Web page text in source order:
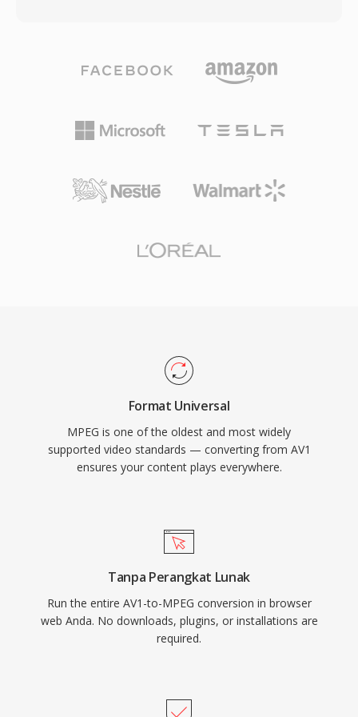
pesat di prosesor seluler, GPU, dan smart TV,
mengatasi kekhawatiran awal tentang tuntutan
secara luas oleh layanan streaming besar untuk
berfungsi sebagai komponen video dari
kontainer WebM untuk pemutaran berbasis
sangat penting untuk standar web terbuka dan
terkompensasi gerakan, pengodean discrete
panjang variabel, yang diorganisir dalam tiga
tipe frame: I-frame (intra-coded), P-frame
predicted). Standar ini menargetkan bit rate
dengan kaset VHS pada resolusi SIF (352x240
membawa video digital kepada konsumen
pada awal 1990-an. Komponen audionya,
khususnya Layer III (MP3), kemudian menjadi
format audio paling berpengaruh dalam
sejarah. Struktur frame I/P/B, pendekatan
estimasi gerakan, dan pengodean transformasi
sejak saat itu, dari MPEG-2 hingga H.264 dan
dalam efisiensi kompresi, MPEG-1 tetap
didukung oleh hampir semua perangkat lunak
Format Universal
MPEG is one of the oldest and most widely
supported video standards — converting from AV1
ensures your content plays everywhere.
Tanpa Perangkat Lunak
Run the entire AV1-to-MPEG conversion in browser
web Anda. No downloads, plugins, or installations are
required.